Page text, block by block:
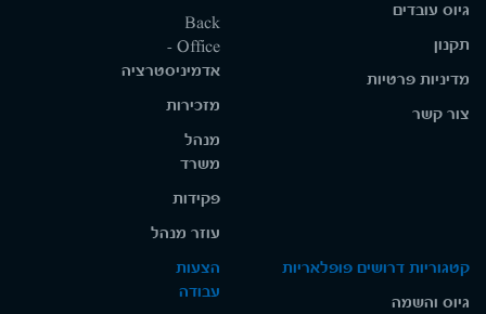
גיוס עובדים
תקנון
מדיניות פרטיות
צור קשר
Back
Office -
אדמיניסטרציה
מזכירות
מנהל
משרד
פקידות
עוזר מנהל
קטגוריות דרושים פופלאריות
גיוס והשמה
הצעות
עבודה